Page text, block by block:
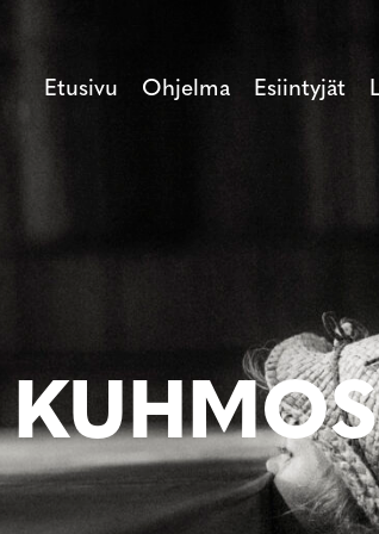
Etusivu Ohjelma Esiintyjät